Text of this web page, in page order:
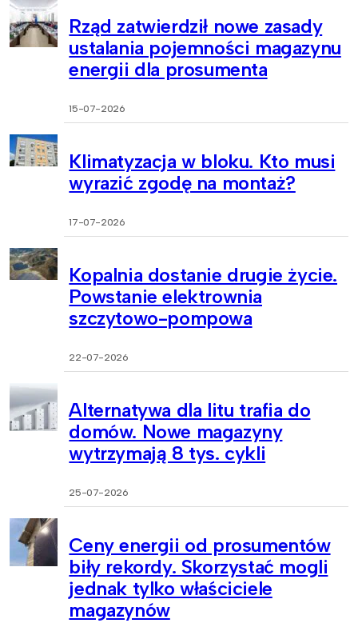
Rząd zatwierdził nowe zasady
ustalania pojemności magazynu
energii dla prosumenta
15-07-2026
Klimatyzacja w bloku. Kto musi
wyrazić zgodę na montaż?
17-07-2026
Kopalnia dostanie drugie życie.
Powstanie elektrownia
szczytowo-pompowa
22-07-2026
Alternatywa dla litu trafia do
domów. Nowe magazyny
wytrzymają 8 tys. cykli
25-07-2026
Ceny energii od prosumentów
biły rekordy. Skorzystać mogli
jednak tylko właściciele
magazynów